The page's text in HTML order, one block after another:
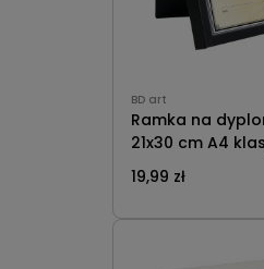
BD art
Ramka na
21x30 cm A4
stojąca/wisząca
art
19,99 zł